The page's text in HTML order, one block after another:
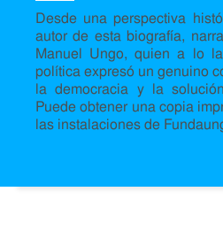
Desde una perspectiva
autor de esta biografía,
Manuel Ungo, quien a lo
política expresó un genuino
la democracia y la
Puede obtener una copia
las instalaciones de